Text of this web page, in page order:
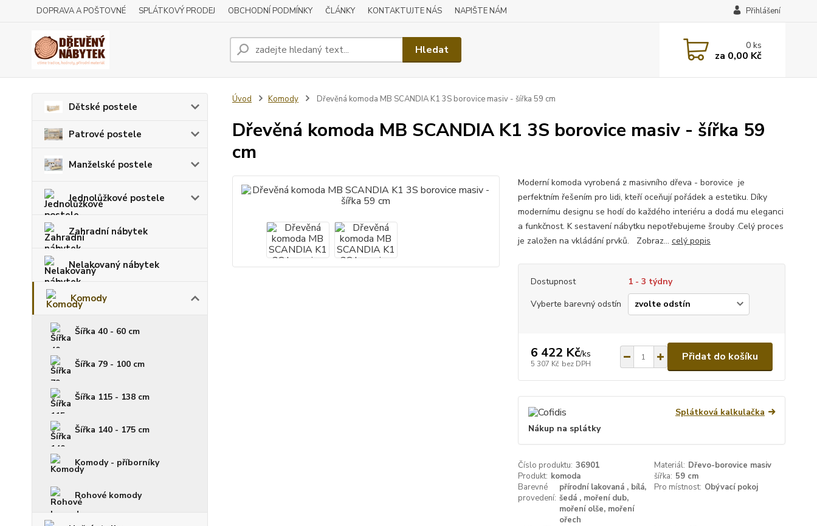
DOPRAVA A POŠTOVNÉ SPLÁTKOVÝ PRODEJ OBCHODNÍ PODMÍNKY ČLÁNKY KONTAKTUJTE NÁS NAPIŠTE NÁM Přihlášení
Hledat 0ks
za 0,00 Kč
Dětské postele
Patrové postele
Manželské postele
Jednolůžkové postele
Zahradní nábytek
Nelakovaný nábytek
Komody
Šířka 40 - 60 cm
Šířka 79 - 100 cm
Šířka 115 - 138 cm
Šířka 140 - 175 cm
Komody - příborníky
Rohové komody
Úvod Komody Dřevěná komoda MB SCANDIA K1 3S borovice masiv - šířka 59 cm
Dřevěná komoda MB SCANDIA K1 3S borovice masiv - šířka 59
cm
Moderní komoda vyrobená z masivního dřeva - borovice je
perfektním řešením pro lidi, kteří oceňují pořádek a estetiku. Díky
modernímu designu se hodí do každého interiéru a dodá mu eleganci
a funkčnost. K sestavení nábytku nepotřebujeme šrouby .Celý proces
je založen na vkládání prvků. Zobraz... celý popis
Dostupnost
1 - 3 týdny
Vyberte barevný odstín
6 422 Kč/ks
5 307 Kč bez DPH
Přidat do košíku
Splátková kalkulačka
Nákup na splátky
Číslo produktu: 36901 Materiál: Dřevo-borovice masiv
Produkt: komoda šířka: 59 cm
Barevné
provedení:
přírodní lakovaná , bílá,
šedá , moření dub,
moření olše, moření
ořech
Pro místnost: Obývací pokoj